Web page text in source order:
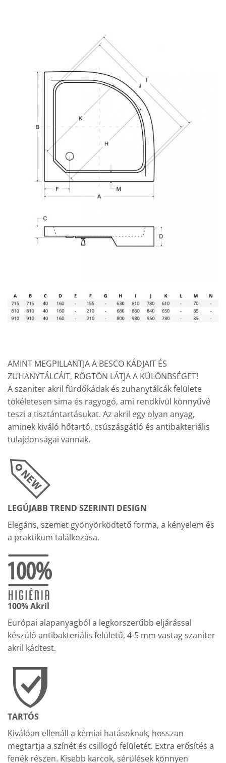
AMINT MEGPILLANTJA A BESCO KÁDJAIT ÉS
ZUHANYTÁLCÁIT, RÖGTÖN LÁTJA A KÜLÖNBSÉGET!
A szaniter akril fürdőkádak és zuhanytálcák felülete
tökéletesen sima és ragyogó, ami rendkívül könnyűvé
teszi a tisztántartásukat. Az akril egy olyan anyag,
aminek kiváló hőtartó, csúszásgátló és antibakteriális
tulajdonságai vannak.
LEGÚJABB TREND SZERINTI DESIGN
Elegáns, szemet gyönyörködtető forma, a kényelem és
a praktikum találkozása.
100% Akril
Európai alapanyagból a legkorszerűbb eljárással
készülő antibakteriális felületű, 4-5 mm vastag szaniter
akril kádtest.
TARTÓS
Kiválóan ellenáll a kémiai hatásoknak, hosszan
megtartja a színét és csillogó felületét. Extra erősítés a
fenék részen. Kisebb karcok, sérülések könnyen